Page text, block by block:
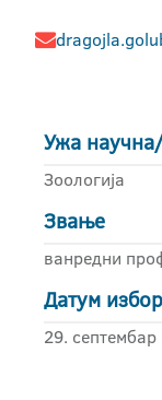
Ужа
Зоологија
Звање
ванредни
Датум
29.